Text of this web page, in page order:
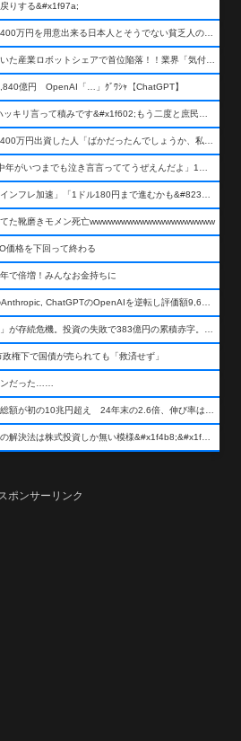
りする&#x1f97a;
【高市格差】キオクシア株を買う400万円を用意出来る日本人とそうでない貧乏人の差が超広まるって事よ
【悲報】ファナック、長年守り抜いた産業ロボットシェアで首位陥落！！業界「気付いたら一気に抜かれていた…」
億円 OpenAI「…」ｸﾞﾜｼｬ【ChatGPT】
2025年までに家買ってない奴、ハッキリ言って積みです&#x1f602;もう二度と庶民が買える値段になりません&#x1f602;&#x1f602;&#x1f602;
【高市悲報】みんなで大家さんに400万円出資した人「ばかだったんでしょうか、私は&#x1f622;」
Z世代「就職氷河期？努力不足の中年がいつまでも泣き言言っててうぜえんだよ」1万いいね
楽天三木谷「高市バラマキで悪性インフレ加速」「1ドル180円まで進むかも&#8230;もう看過できない」
た靴磨きモメン死亡wwwwwwwwwwwwwwwwwwww
価格を下回って終わる
で倍増！みんなお金持ちに
【ソフトバンクG悲報】ClaudeのAnthropic, ChatGPTのOpenAIを逆転し評価額9,650億ドル (約154兆円) の世界一価値あるAI企業に……
安倍晋三の「クールジャパン機構」が存続危機。投資の失敗で383億円の累積赤字。2025年度決算も大赤字の可能性。責任の所在はウヤムヤ
権下で国債が売られても「救済せず」
ンだった……
謎の巨大謎組織、『丸紅』。時価総額が初の10兆円超え 24年末の2.6倍、伸び率は謎組織首位
【高市早苗】物価高の昨今、唯一の解決法は株式投資しか無い模様&#x1f4b8;&#x1f4b8;&#x1f4b8;
ポンサーリンク